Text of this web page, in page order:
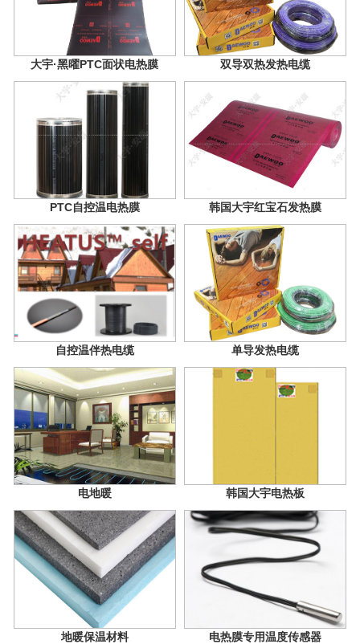
大宇·黑曜PTC面状电热膜 双导双热发热电缆
PTC自控温电热膜 韩国大宇红宝石发热膜
自控温伴热电缆 单导发热电缆
电地暖 韩国大宇电热板
地暖保温材料 电热膜专用温度传感器